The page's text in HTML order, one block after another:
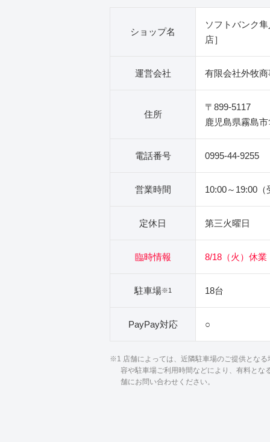
ショップ名
ソフトバンク
店］
運営会社 有限会社外牧商
住所
〒899-5117
鹿児島県霧島
電話番号 0995-44-9255
営業時間 10:00～19:00
定休日 第三火曜日
臨時情報 8/18（火）休業
駐車場※1 18台
PayPay対応 ○
※1 店舗によっては、近隣駐車場のご提供とな
容や駐車場ご利用時間などにより、有料とな
舗にお問い合わせください。